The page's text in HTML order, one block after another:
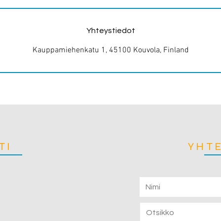
Yhteystiedot
Kauppamiehenkatu 1, 45100 Kouvola, Finland